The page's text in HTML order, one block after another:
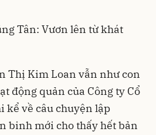
Tân: Vươn lên từ khát
Thị Kim Loan vẫn như con
động quản của Công ty Cổ
kể về câu chuyện lập
binh mới cho thấy hết bản